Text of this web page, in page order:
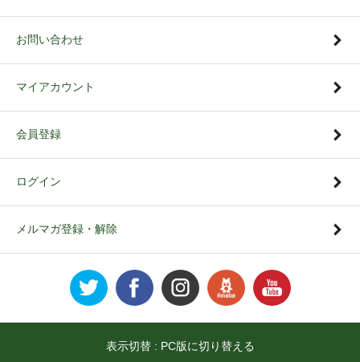
お問い合わせ
マイアカウント
会員登録
ログイン
メルマガ登録・解除
表示切替 : PC版に切り替える